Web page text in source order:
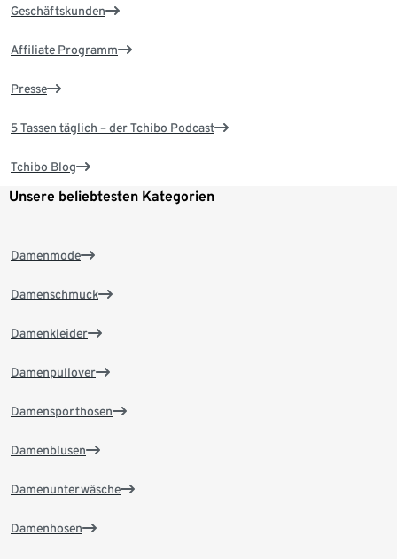
Geschäftskunden
Affiliate Programm
Presse
5 Tassen täglich – der Tchibo Podcast
Tchibo Blog
Unsere beliebtesten Kategorien
Damenmode
Damenschmuck
Damenkleider
Damenpullover
Damensporthosen
Damenblusen
Damenunterwäsche
Damenhosen